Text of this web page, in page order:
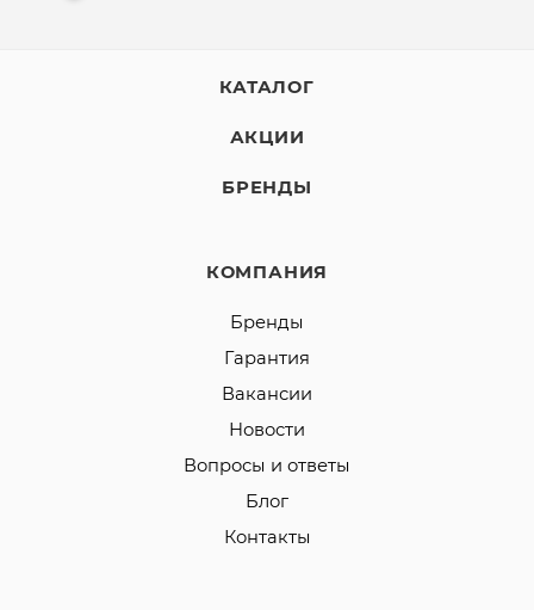
КАТАЛОГ
АКЦИИ
БРЕНДЫ
КОМПАНИЯ
Бренды
Гарантия
Вакансии
Новости
Вопросы и ответы
Блог
Контакты